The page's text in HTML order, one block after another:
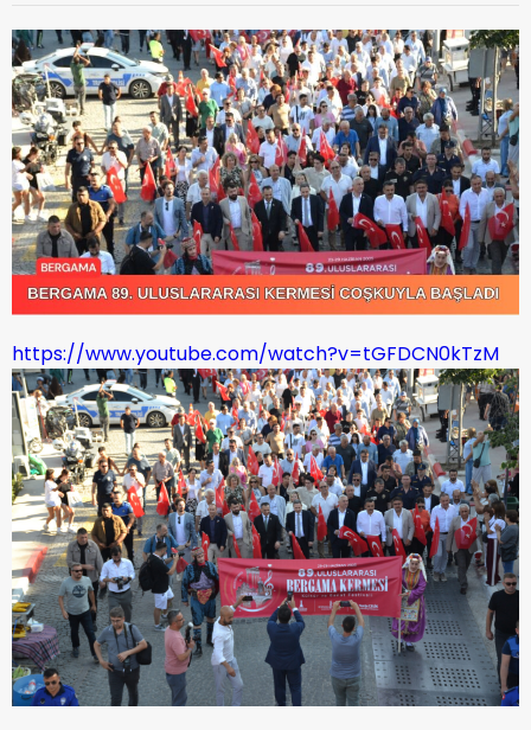
https://www.youtube.com/watch?v=tGFDCN0kTzM